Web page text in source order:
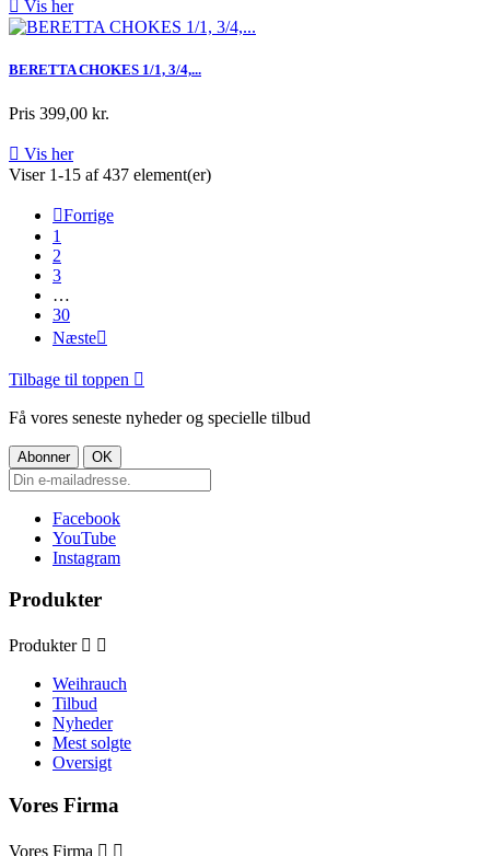
 Vis her
BERETTA CHOKES 1/1, 3/4,...
Pris 399,00 kr.
 Vis her
Viser 1-15 af 437 element(er)
Forrige
1
2
3
…
30
Næste
Tilbage til toppen 
Få vores seneste nyheder og specielle tilbud
Facebook
YouTube
Instagram
Produkter
Produkter  
Weihrauch
Tilbud
Nyheder
Mest solgte
Oversigt
Vores Firma
Vores Firma  